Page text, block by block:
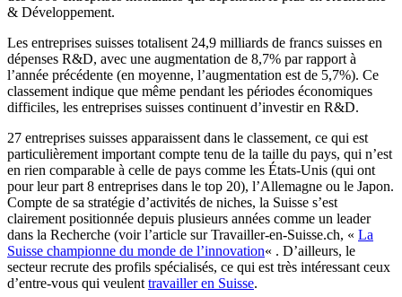
& Développement.
Les entreprises suisses totalisent 24,9 milliards de francs suisses en
dépenses R&D, avec une augmentation de 8,7% par rapport à
l’année précédente (en moyenne, l’augmentation est de 5,7%). Ce
classement indique que même pendant les périodes économiques
difficiles, les entreprises suisses continuent d’investir en R&D.
27 entreprises suisses apparaissent dans le classement, ce qui est
particulièrement important compte tenu de la taille du pays, qui n’est
en rien comparable à celle de pays comme les États-Unis (qui ont
pour leur part 8 entreprises dans le top 20), l’Allemagne ou le Japon.
Compte de sa stratégie d’activités de niches, la Suisse s’est
clairement positionnée depuis plusieurs années comme un leader
dans la Recherche (voir l’article sur Travailler-en-Suisse.ch, « La
Suisse championne du monde de l’innovation« . D’ailleurs, le
secteur recrute des profils spécialisés, ce qui est très intéressant ceux
d’entre-vous qui veulent travailler en Suisse.